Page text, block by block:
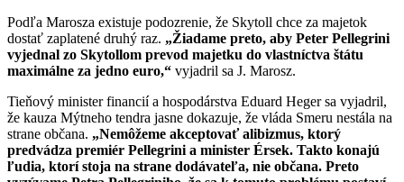
Podľa Marosza existuje podozrenie, že Skytoll chce za majetok
dostať zaplatené druhý raz. „Žiadame preto, aby Peter Pellegrini
vyjednal zo Skytollom prevod majetku do vlastníctva štátu
maximálne za jedno euro,“ vyjadril sa J. Marosz.
Tieňový minister financií a hospodárstva Eduard Heger sa vyjadril,
že kauza Mýtneho tendra jasne dokazuje, že vláda Smeru nestála na
strane občana. „Nemôžeme akceptovať alibizmus, ktorý
predvádza premiér Pellegrini a minister Érsek. Takto konajú
ľudia, ktorí stoja na strane dodávateľa, nie občana. Preto